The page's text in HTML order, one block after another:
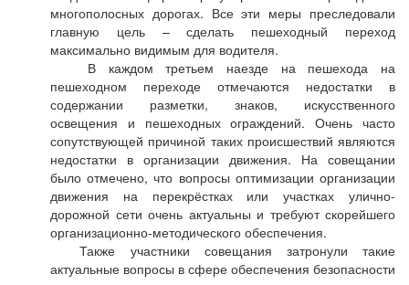
многополосных дорогах. Все эти меры преследовали
главную цель – сделать пешеходный переход
максимально видимым для водителя.
В каждом третьем наезде на пешехода на
пешеходном переходе отмечаются недостатки в
содержании разметки, знаков, искусственного
освещения и пешеходных ограждений. Очень часто
сопутствующей причиной таких происшествий являются
недостатки в организации движения. На совещании
было отмечено, что вопросы оптимизации организации
движения на перекрёстках или участках улично-
дорожной сети очень актуальны и требуют скорейшего
организационно-методического обеспечения.
Также участники совещания затронули такие
актуальные вопросы в сфере обеспечения безопасности